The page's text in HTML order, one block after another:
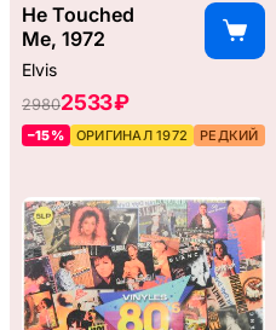
He Touched
Me, 1972
Elvis
29802533 ₽
–15% ОРИГИНАЛ 1972 РЕДКИЙ